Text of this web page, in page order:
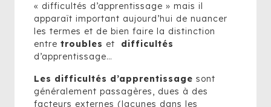
« difficultés d’apprentissage » mais il
apparaît important aujourd’hui de nuancer
les termes et de bien faire la distinction
entre troubles et difficultés
d’apprentissage…
Les difficultés d’apprentissage sont
généralement passagères, dues à des
facteurs externes (lacunes dans les